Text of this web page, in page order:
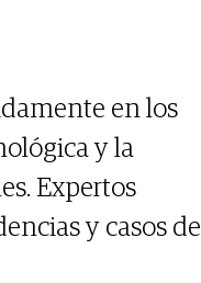
en los
y la
Expertos
y casos de